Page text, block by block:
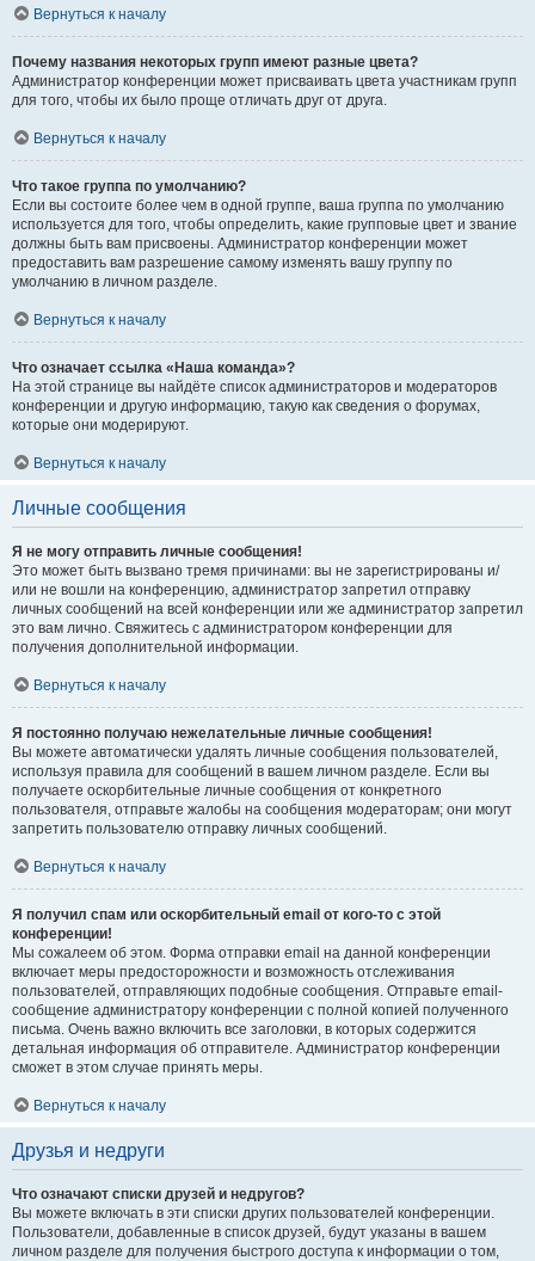
Вернуться к началу
Почему названия некоторых групп имеют разные цвета?
Администратор конференции может присваивать цвета участникам групп
для того, чтобы их было проще отличать друг от друга.
Вернуться к началу
Что такое группа по умолчанию?
Если вы состоите более чем в одной группе, ваша группа по умолчанию
используется для того, чтобы определить, какие групповые цвет и звание
должны быть вам присвоены. Администратор конференции может
предоставить вам разрешение самому изменять вашу группу по
умолчанию в личном разделе.
Вернуться к началу
Что означает ссылка «Наша команда»?
На этой странице вы найдёте список администраторов и модераторов
конференции и другую информацию, такую как сведения о форумах,
которые они модерируют.
Вернуться к началу
Личные сообщения
Я не могу отправить личные сообщения!
Это может быть вызвано тремя причинами: вы не зарегистрированы и/
или не вошли на конференцию, администратор запретил отправку
личных сообщений на всей конференции или же администратор запретил
это вам лично. Свяжитесь с администратором конференции для
получения дополнительной информации.
Вернуться к началу
Я постоянно получаю нежелательные личные сообщения!
Вы можете автоматически удалять личные сообщения пользователей,
используя правила для сообщений в вашем личном разделе. Если вы
получаете оскорбительные личные сообщения от конкретного
пользователя, отправьте жалобы на сообщения модераторам; они могут
запретить пользователю отправку личных сообщений.
Вернуться к началу
Я получил спам или оскорбительный email от кого-то с этой
конференции!
Мы сожалеем об этом. Форма отправки email на данной конференции
включает меры предосторожности и возможность отслеживания
пользователей, отправляющих подобные сообщения. Отправьте email-
сообщение администратору конференции с полной копией полученного
письма. Очень важно включить все заголовки, в которых содержится
детальная информация об отправителе. Администратор конференции
сможет в этом случае принять меры.
Вернуться к началу
Друзья и недруги
Что означают списки друзей и недругов?
Вы можете включать в эти списки других пользователей конференции.
Пользователи, добавленные в список друзей, будут указаны в вашем
личном разделе для получения быстрого доступа к информации о том,